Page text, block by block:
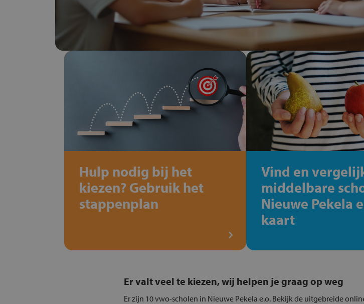
Hulp nodig bij het
kiezen? Gebruik het
stappenplan
Vind en
middelbare
Nieuwe Pekela
kaart
Er valt veel te kiezen, wij helpen je graag op weg
Er zijn 10 vwo-scholen in Nieuwe Pekela e.o. Bekijk de uitgebreide